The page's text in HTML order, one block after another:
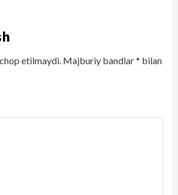
etilmaydi. Majburiy bandlar* bilan